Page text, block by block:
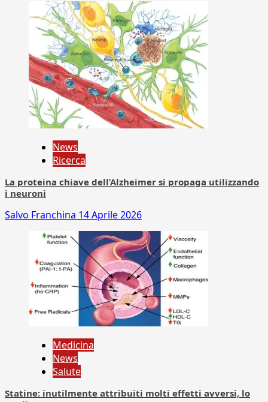
News
Ricerca
La proteina chiave dell’Alzheimer si propaga utilizzando
i neuroni
Salvo Franchina 14 Aprile 2026
Medicina
News
Salute
Statine: inutilmente attribuiti molti effetti avversi, lo